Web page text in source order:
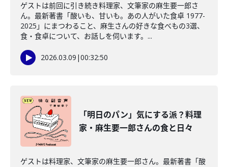
ゲストは前回に引き続き料理家、文筆家の麻生要一郎さ
ん。最新著書「酸いも、甘いも。あの人がいた食卓 1977-
2025」にまつわること、麻生さんの好きな食べもの3選、
食・食卓について、お話しを伺います。...
2026.03.09 |00:32:50
「明日のパン」気にする派？料理
家・麻生要一郎さんの食と日々
ゲストは料理家、文筆家の麻生要一郎さん。最新著書「酸